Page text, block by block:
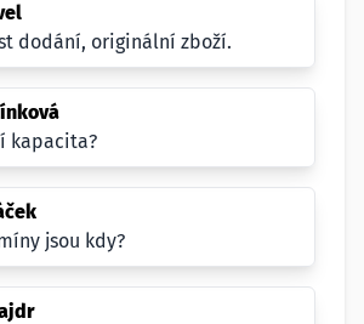
dodání, originální zboží.
kapacita?
jsou kdy?